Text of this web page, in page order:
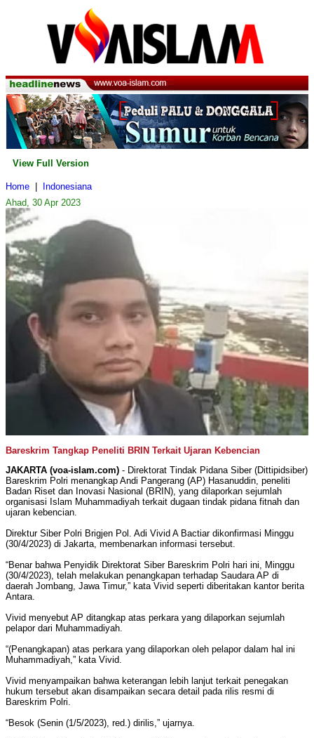
View Full Version
Home
Indonesiana
Ahad, 30 Apr 2023
Bareskrim Tangkap Peneliti BRIN Terkait Ujaran Kebencian
JAKARTA (voa-islam.com) - Direktorat Tindak Pidana Siber (Dittipidsiber)
Bareskrim Polri menangkap Andi Pangerang (AP) Hasanuddin, peneliti
Badan Riset dan Inovasi Nasional (BRIN), yang dilaporkan sejumlah
organisasi Islam Muhammadiyah terkait dugaan tindak pidana fitnah dan
ujaran kebencian.
Direktur Siber Polri Brigjen Pol. Adi Vivid A Bactiar dikonfirmasi Minggu
(30/4/2023) di Jakarta, membenarkan informasi tersebut.
“Benar bahwa Penyidik Direktorat Siber Bareskrim Polri hari ini, Minggu
(30/4/2023), telah melakukan penangkapan terhadap Saudara AP di
daerah Jombang, Jawa Timur,” kata Vivid seperti diberitakan kantor berita
Antara.
Vivid menyebut AP ditangkap atas perkara yang dilaporkan sejumlah
pelapor dari Muhammadiyah.
“(Penangkapan) atas perkara yang dilaporkan oleh pelapor dalam hal ini
Muhammadiyah,” kata Vivid.
Vivid menyampaikan bahwa keterangan lebih lanjut terkait penegakan
hukum tersebut akan disampaikan secara detail pada rilis resmi di
Bareskrim Polri.
“Besok (Senin (1/5/2023), red.) dirilis,” ujarnya.